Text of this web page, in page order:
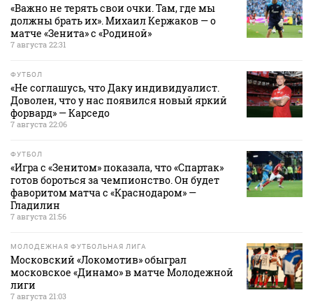
«Важно не терять свои очки. Там, где мы
должны брать их». Михаил Кержаков — о
матче «Зенита» с «Родиной»
7 августа 22:31
ФУТБОЛ
«Не соглашусь, что Даку индивидуалист.
Доволен, что у нас появился новый яркий
форвард» — Карседо
7 августа 22:06
ФУТБОЛ
«Игра с «Зенитом» показала, что «Спартак»
готов бороться за чемпионство. Он будет
фаворитом матча с «Краснодаром» —
Гладилин
7 августа 21:56
МОЛОДЕЖНАЯ ФУТБОЛЬНАЯ ЛИГА
Московский «Локомотив» обыграл
московское «Динамо» в матче Молодежной
лиги
7 августа 21:03